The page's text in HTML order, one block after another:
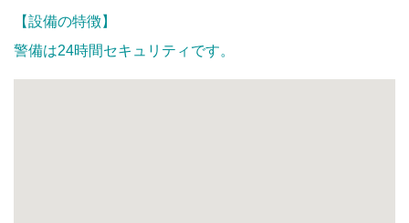
【設備の特徴】
警備は24時間セキュリティです。